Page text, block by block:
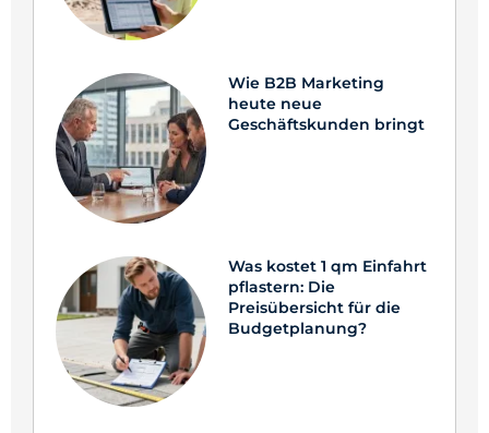
Wie B2B Marketing
heute neue
Geschäftskunden bringt
Was kostet 1 qm Einfahrt
pflastern: Die
Preisübersicht für die
Budgetplanung?